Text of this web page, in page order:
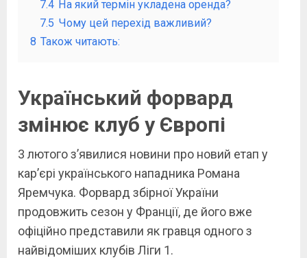
7.4 На який термін укладена оренда?
7.5 Чому цей перехід важливий?
8 Також читають:
Український форвард
змінює клуб у Європі
3 лютого з’явилися новини про новий етап у
кар’єрі українського нападника Романа
Яремчука. Форвард збірної України
продовжить сезон у Франції, де його вже
офіційно представили як гравця одного з
найвідоміших клубів Ліги 1.